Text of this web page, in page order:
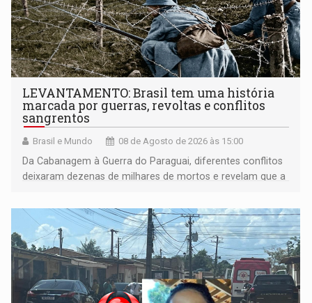
LEVANTAMENTO: Brasil tem uma história
marcada por guerras, revoltas e conflitos
sangrentos
Brasil e Mundo 08 de Agosto de 2026 às 15:00
Da Cabanagem à Guerra do Paraguai, diferentes conflitos
deixaram dezenas de milhares de mortos e revelam que a
territoriais e sociais